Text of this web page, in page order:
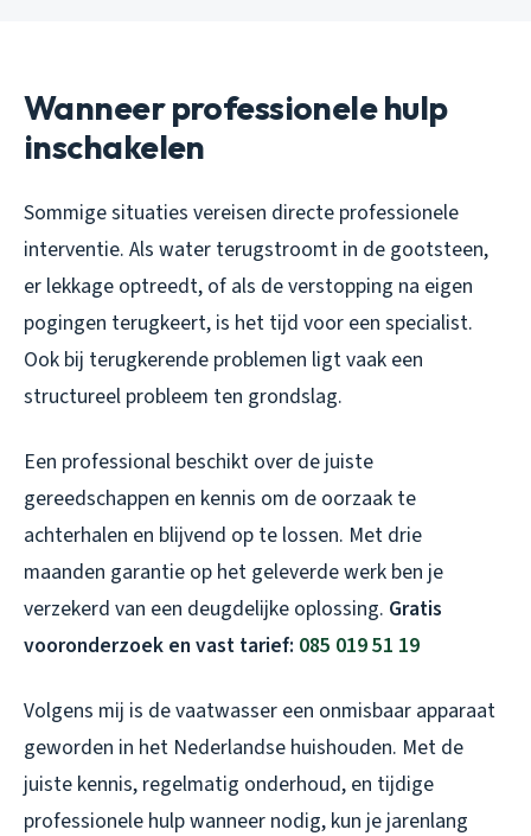
Wanneer professionele hulp
inschakelen
Sommige situaties vereisen directe professionele
interventie. Als water terugstroomt in de gootsteen,
er lekkage optreedt, of als de verstopping na eigen
pogingen terugkeert, is het tijd voor een specialist.
Ook bij terugkerende problemen ligt vaak een
structureel probleem ten grondslag.
Een professional beschikt over de juiste
gereedschappen en kennis om de oorzaak te
achterhalen en blijvend op te lossen. Met drie
maanden garantie op het geleverde werk ben je
verzekerd van een deugdelijke oplossing. Gratis
vooronderzoek en vast tarief: 085 019 51 19
Volgens mij is de vaatwasser een onmisbaar apparaat
geworden in het Nederlandse huishouden. Met de
juiste kennis, regelmatig onderhoud, en tijdige
professionele hulp wanneer nodig, kun je jarenlang